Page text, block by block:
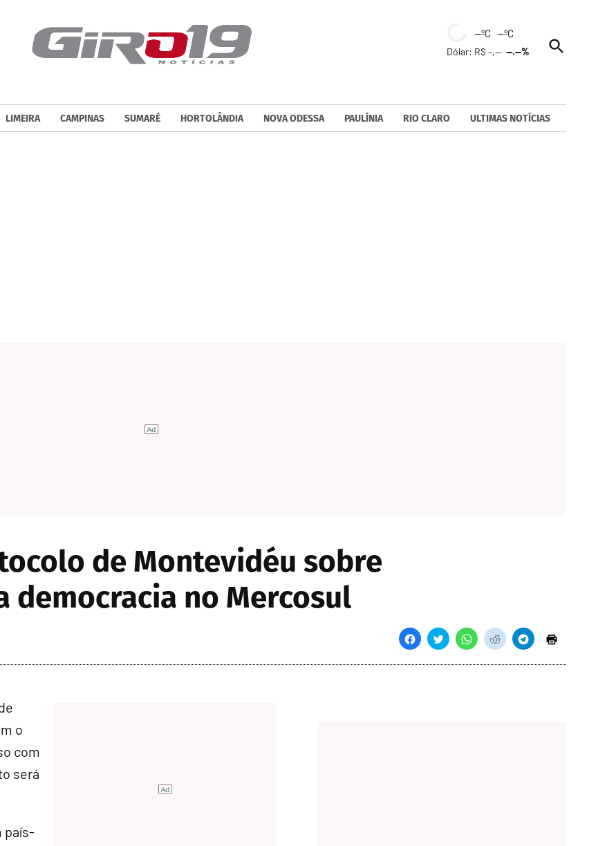
--ºC --ºC
Dólar: R$ -,----.--%
Open
Search
LIMEIRA CAMPINAS SUMARÉ HORTOLÂNDIA NOVA ODESSA PAULÍNIA RIO CLARO ULTIMAS NOTÍCIAS
de Montevidéu sobre
democracia no Mercosul
o
com
será
país-